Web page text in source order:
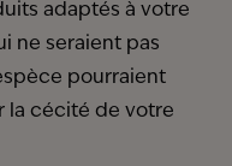
adaptés à votre
ne seraient pas
pourraient
la cécité de votre